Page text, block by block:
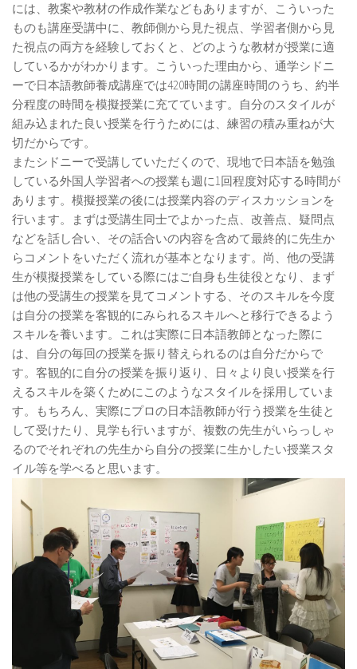
には、教案や教材の作成作業などもありますが、こういった
ものも講座受講中に、教師側から見た視点、学習者側から見
た視点の両方を経験しておくと、どのような教材が授業に適
しているかがわかります。こういった理由から、通学シドニ
ーで日本語教師養成講座では420時間の講座時間のうち、約半
分程度の時間を模擬授業に充てています。自分のスタイルが
組み込まれた良い授業を行うためには、練習の積み重ねが大
切だからです。
またシドニーで受講していただくので、現地で日本語を勉強
している外国人学習者への授業も週に1回程度対応する時間が
あります。模擬授業の後には授業内容のディスカッションを
行います。まずは受講生同士でよかった点、改善点、疑問点
などを話し合い、その話合いの内容を含めて最終的に先生か
らコメントをいただく流れが基本となります。尚、他の受講
生が模擬授業をしている際にはご自身も生徒役となり、まず
は他の受講生の授業を見てコメントする、そのスキルを今度
は自分の授業を客観的にみられるスキルへと移行できるよう
スキルを養います。これは実際に日本語教師となった際に
は、自分の毎回の授業を振り替えられるのは自分だからで
す。客観的に自分の授業を振り返り、日々より良い授業を行
えるスキルを築くためにこのようなスタイルを採用していま
す。もちろん、実際にプロの日本語教師が行う授業を生徒と
して受けたり、見学も行いますが、複数の先生がいらっしゃ
るのでそれぞれの先生から自分の授業に生かしたい授業スタ
イル等を学べると思います。